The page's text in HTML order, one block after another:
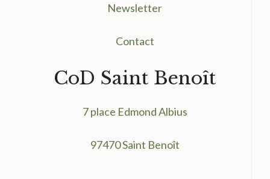
Newsletter
Contact
CoD Saint Benoît
7 place Edmond Albius
97470 Saint Benoît